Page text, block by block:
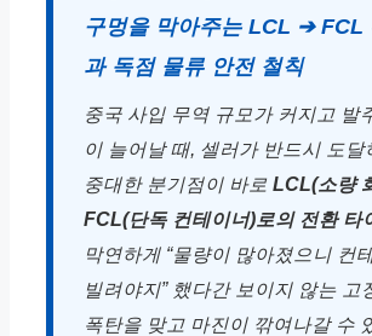
구멍을 막아주는 LCL ➔ FCL
과 독점 물류 안전 철칙
중국 사입 무역 규모가 커지고 발
이 늘어날 때, 셀러가 반드시 도달
중대한 분기점이 바로 LCL(소량
FCL(단독 컨테이너)로의 전환 타
막연하게 “물량이 많아졌으니 컨
빌려야지” 했다간 보이지 않는 고
폭탄을 맞고 마진이 깎여나갈 수